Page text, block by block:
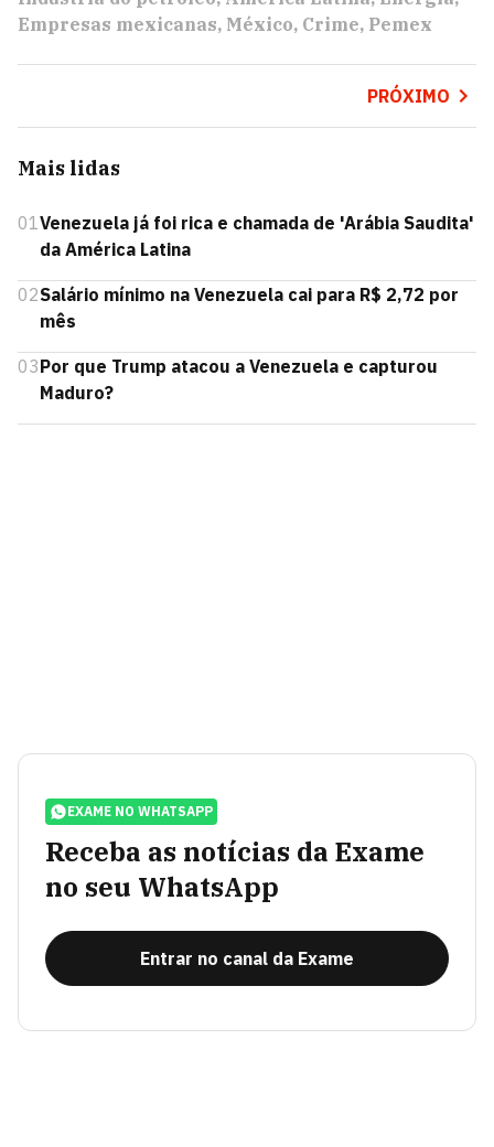
Empresas mexicanas México Crime Pemex
PRÓXIMO
Mais lidas
01Venezuela já foi rica e chamada de 'Arábia Saudita'
da América Latina
02Salário mínimo na Venezuela cai para R$ 2,72 por
mês
03Por que Trump atacou a Venezuela e capturou
Maduro?
EXAME NO WHATSAPP
Receba as notícias da Exame
no seu WhatsApp
Entrar no canal da Exame